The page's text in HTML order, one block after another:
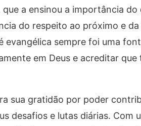
a ensinou a importância
do respeito ao próximo e
evangélica sempre foi uma
em Deus e acreditar que
sua gratidão por poder
desafios e lutas diárias. Com